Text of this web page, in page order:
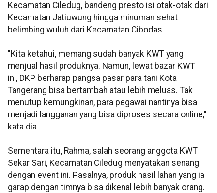
Kecamatan Ciledug, bandeng presto isi otak-otak dari
Kecamatan Jatiuwung hingga minuman sehat
belimbing wuluh dari Kecamatan Cibodas.
"Kita ketahui, memang sudah banyak KWT yang
menjual hasil produknya. Namun, lewat bazar KWT
ini, DKP berharap pangsa pasar para tani Kota
Tangerang bisa bertambah atau lebih meluas. Tak
menutup kemungkinan, para pegawai nantinya bisa
menjadi langganan yang bisa diproses secara online,"
kata dia
Sementara itu, Rahma, salah seorang anggota KWT
Sekar Sari, Kecamatan Ciledug menyatakan senang
dengan event ini. Pasalnya, produk hasil lahan yang ia
garap dengan timnya bisa dikenal lebih banyak orang.